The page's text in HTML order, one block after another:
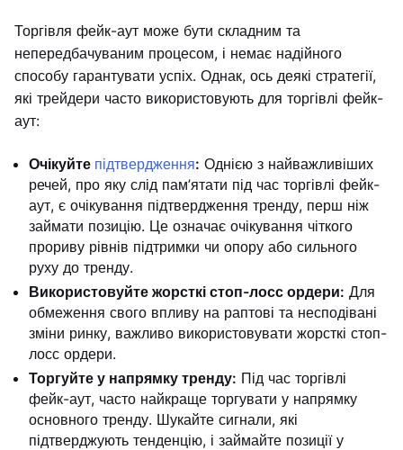
Торгівля фейк-аут може бути складним та
непередбачуваним процесом, і немає надійного
способу гарантувати успіх. Однак, ось деякі стратегії,
які трейдери часто використовують для торгівлі фейк-
аут:
Очікуйте підтвердження: Однією з найважливіших
речей, про яку слід пам’ятати під час торгівлі фейк-
аут, є очікування підтвердження тренду, перш ніж
займати позицію. Це означає очікування чіткого
прориву рівнів підтримки чи опору або сильного
руху до тренду.
Використовуйте жорсткі стоп-лосс ордери: Для
обмеження свого впливу на раптові та несподівані
зміни ринку, важливо використовувати жорсткі стоп-
лосс ордери.
Торгуйте у напрямку тренду: Під час торгівлі
фейк-аут, часто найкраще торгувати у напрямку
основного тренду. Шукайте сигнали, які
підтверджують тенденцію, і займайте позиції у